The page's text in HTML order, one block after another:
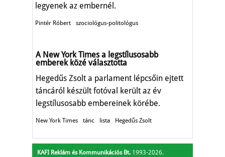
legyenek az embernél.
Pintér Róbert szociológus-politológus
A New York Times a legstílusosabb
emberek közé választotta
Hegedűs Zsolt a parlament lépcsőin ejtett
táncáról készült fotóval került az év
legstílusosabb embereinek körébe.
New York Times tánc lista Hegedűs Zsolt
KAFI Reklám és Kommunikációs Bt. 1993-2026.